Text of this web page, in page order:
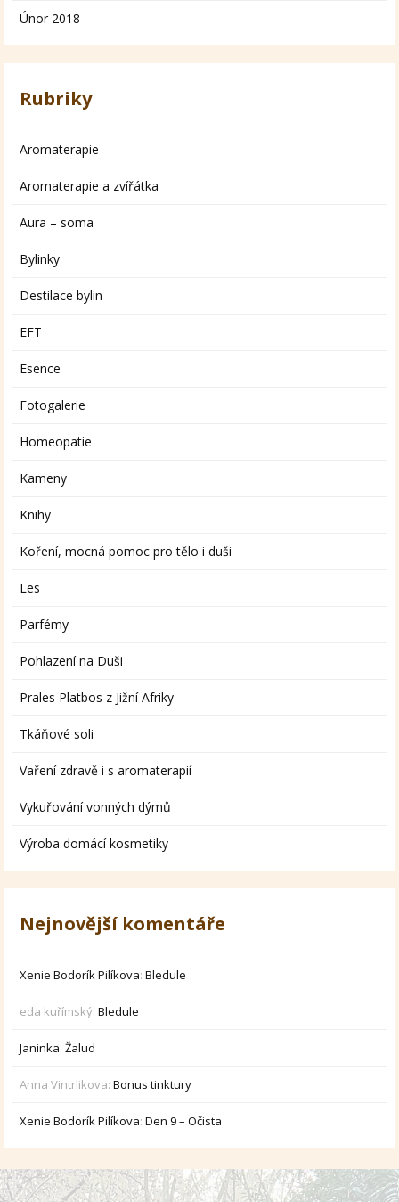
Únor 2018
Rubriky
Aromaterapie
Aromaterapie a zvířátka
Aura – soma
Bylinky
Destilace bylin
EFT
Esence
Fotogalerie
Homeopatie
Kameny
Knihy
Koření, mocná pomoc pro tělo i duši
Les
Parfémy
Pohlazení na Duši
Prales Platbos z Jižní Afriky
Tkáňové soli
Vaření zdravě i s aromaterapií
Vykuřování vonných dýmů
Výroba domácí kosmetiky
Nejnovější komentáře
Xenie Bodorík Pilíkova:Bledule
eda kuřímský:Bledule
Janinka:Žalud
Anna Vintrlikova:Bonus tinktury
Xenie Bodorík Pilíkova:Den 9 – Očista